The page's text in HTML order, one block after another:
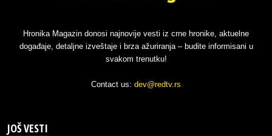
Hronika Magazin donosi najnovije vesti iz crne hronike, aktuelne
događaje, detaljne izveštaje i brza ažuriranja – budite informisani u
svakom trenutku!
Contact us: dev@redtv.rs
JOŠ VESTI